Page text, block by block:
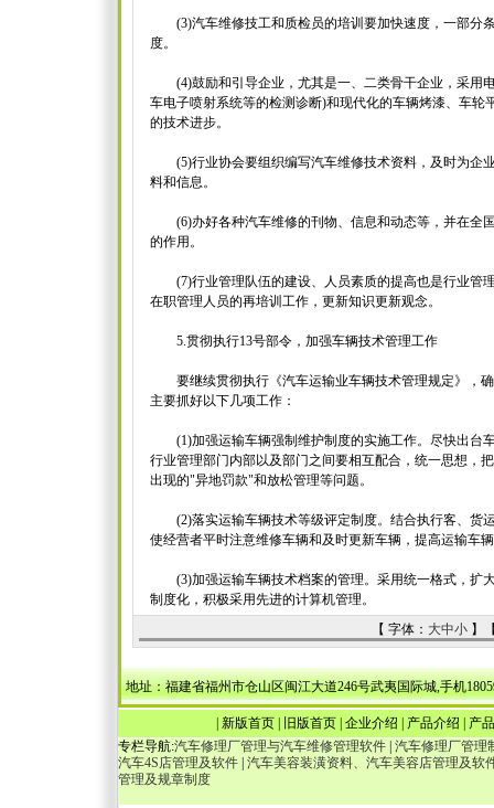
(3)汽车维修技工和质检员的培训要加快速度，一部分
度。
(4)鼓励和引导企业，尤其是一、二类骨干企业，采用
车电子喷射系统等的检测诊断)和现代化的车辆烤漆、车轮
的技术进步。
(5)行业协会要组织编写汽车维修技术资料，及时为企
料和信息。
(6)办好各种汽车维修的刊物、信息和动态等，并在全
的作用。
(7)行业管理队伍的建设、人员素质的提高也是行业管
在职管理人员的再培训工作，更新知识更新观念。
5.贯彻执行13号部令，加强车辆技术管理工作
要继续贯彻执行《汽车运输业车辆技术管理规定》，确
主要抓好以下几项工作：
(1)加强运输车辆强制维护制度的实施工作。尽快出台
行业管理部门内部以及部门之间要相互配合，统一思想，
出现的"异地罚款"和放松管理等问题。
(2)落实运输车辆技术等级评定制度。结合执行客、货
使经营者平时注意维修车辆和及时更新车辆，提高运输车
(3)加强运输车辆技术档案的管理。采用统一格式，扩
制度化，积极采用先进的计算机管理。
【 字体： 大中小】
地址：福建省福州市仓山区闽江大道246号武夷国际城,手机
新版首页| 旧版首页| 企业介绍 产品介绍
产
专栏导航:汽车修理厂管理与汽车维修管理软件 汽车修理厂管理
汽车4S店管理及软件 汽车美容装潢资料、汽车美容店管理及软
管理及规章制度